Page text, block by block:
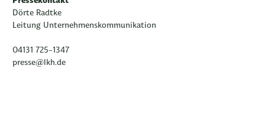
Dörte Radtke
Leitung Unternehmenskommunikation
04131 725-1347
presse@lkh.de